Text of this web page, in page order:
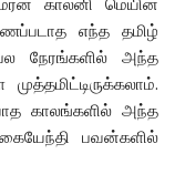
எந்த தமிழ்
பல நேரங்களில் அந்த
காலங்களில் அந்த
பவன்களில்